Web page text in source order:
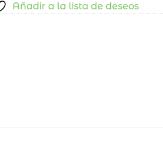
Añadir a la lista de deseos